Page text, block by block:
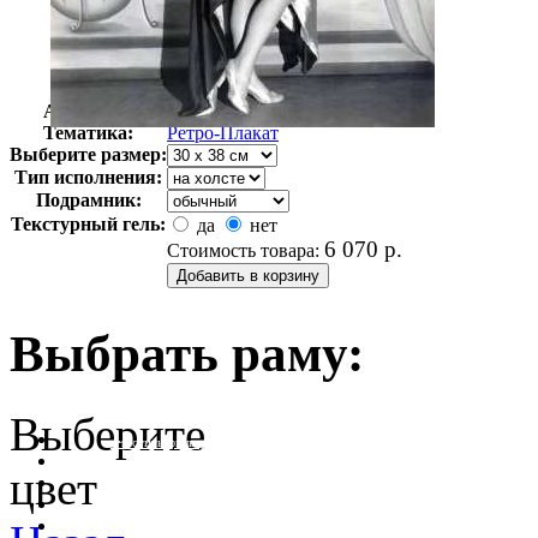
Автор:
Неизвестно
Арт-стиль
Ретро-Плакат
Тематика:
Ретро-Плакат
Выберите размер:
Тип исполнения:
Подрамник:
Текстурный гель:
да
нет
Стоимость товара: 6 070 р.
Выбрать раму:
очистить фильтр цвета
Выберите
цвет